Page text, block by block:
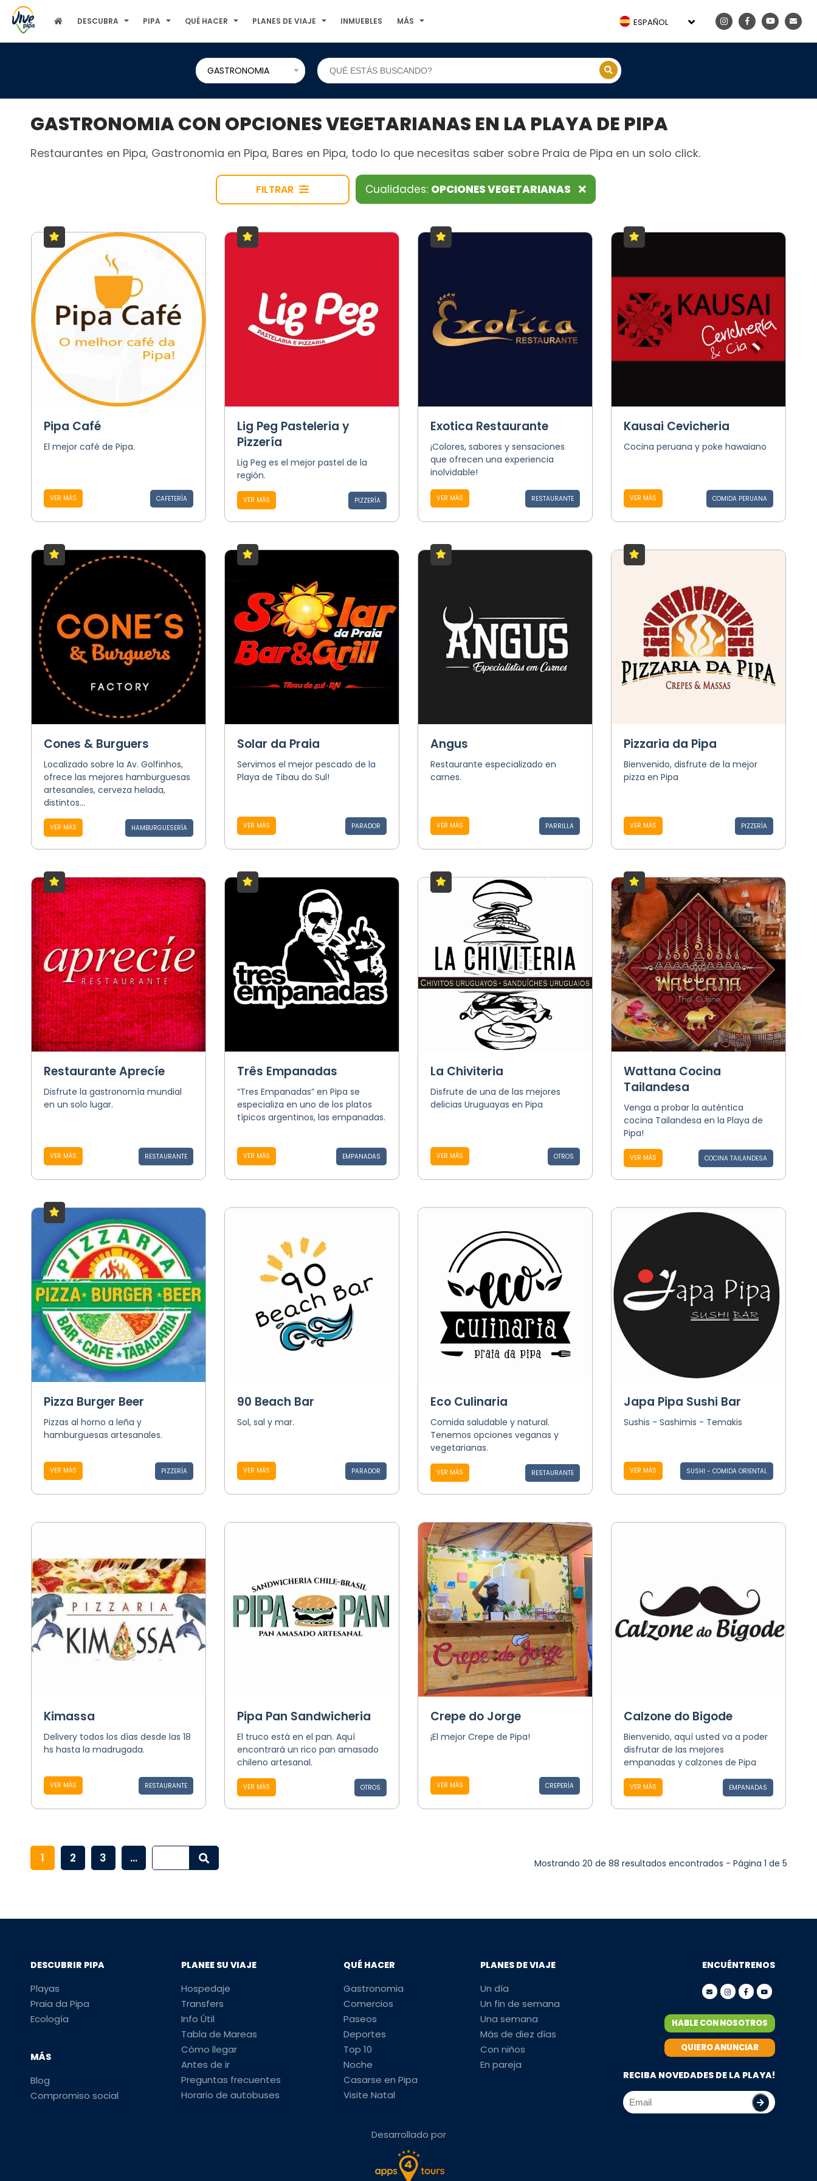
DESCUBRA PIPA QUÉ HACER PLANES DE VIAJE INMUEBLES MÁS ESPAÑOL
GASTRONOMIA
GASTRONOMIA CON OPCIONES VEGETARIANAS EN LA PLAYA DE PIPA
Restaurantes en Pipa, Gastronomia en Pipa, Bares en Pipa, todo lo que necesitas saber sobre Praia de Pipa en un solo click.
FILTRAR Cualidades: OPCIONES VEGETARIANAS
Pipa Café
El mejor café de Pipa.
VER MÁS CAFETERÍA
Lig Peg Pasteleria y
Pizzería
Lig Peg es el mejor pastel de la
región.
VER MÁS PIZZERÍA
Exotica Restaurante
¡Colores, sabores y sensaciones
que ofrecen una experiencia
inolvidable!
VER MÁS RESTAURANTE
Kausai Cevicheria
Cocina peruana y poke hawaiano
VER MÁS COMIDA PERUANA
Cones & Burguers
Localizado sobre la Av. Golfinhos,
ofrece las mejores hamburguesas
artesanales, cerveza helada,
distintos...
VER MÁS HAMBURGUESERÍA
Solar da Praia
Servimos el mejor pescado de la
Playa de Tibau do Sul!
VER MÁS PARADOR
Angus
Restaurante especializado en
carnes.
VER MÁS PARRILLA
Pizzaria da Pipa
Bienvenido, disfrute de la mejor
pizza en Pipa
VER MÁS PIZZERÍA
Restaurante Aprecíe
Disfrute la gastronomía mundial
en un solo lugar.
VER MÁS RESTAURANTE
Três Empanadas
“Tres Empanadas” en Pipa se
especializa en uno de los platos
típicos argentinos, las empanadas.
VER MÁS EMPANADAS
La Chiviteria
Disfrute de una de las mejores
delicias Uruguayas en Pipa
VER MÁS OTROS
Wattana Cocina
Tailandesa
Venga a probar la auténtica
cocina Tailandesa en la Playa de
Pipa!
VER MÁS COCINA TAILANDESA
Pizza Burger Beer
Pizzas al horno a leña y
hamburguesas artesanales.
VER MÁS PIZZERÍA
90 Beach Bar
Sol, sal y mar.
VER MÁS PARADOR
Eco Culinaria
Comida saludable y natural.
Tenemos opciones veganas y
vegetarianas.
VER MÁS RESTAURANTE
Japa Pipa Sushi Bar
Sushis - Sashimis - Temakis
VER MÁS SUSHI - COMIDA ORIENTAL
Kimassa
Delivery todos los días desde las 18
hs hasta la madrugada.
VER MÁS RESTAURANTE
Pipa Pan Sandwicheria
El truco está en el pan. Aquí
encontrará un rico pan amasado
chileno artesanal.
VER MÁS OTROS
Crepe do Jorge
¡El mejor Crepe de Pipa!
VER MÁS CREPERÍA
Calzone do Bigode
Bienvenido, aquí usted va a poder
disfrutar de las mejores
empanadas y calzones de Pipa
VER MÁS EMPANADAS
1 2 3 ... Mostrando 20 de 88 resultados encontrados - Página 1 de 5
DESCUBRIR PIPA
Playas
Praia da Pipa
Ecología
MÁS
Blog
Compromiso social
PLANEE SU VIAJE
Hospedaje
Transfers
Info Útil
Tabla de Mareas
Cómo llegar
Antes de ir
Preguntas frecuentes
Horario de autobuses
QUÉ HACER
Gastronomia
Comercios
Paseos
Deportes
Top 10
Noche
Casarse en Pipa
Visite Natal
PLANES DE VIAJE
Un día
Un fin de semana
Una semana
Más de diez días
Con niños
En pareja
ENCUÉNTRENOS
HABLE CON NOSOTROS
QUIERO ANUNCIAR
RECIBA NOVEDADES DE LA PLAYA!
Desarrollado por